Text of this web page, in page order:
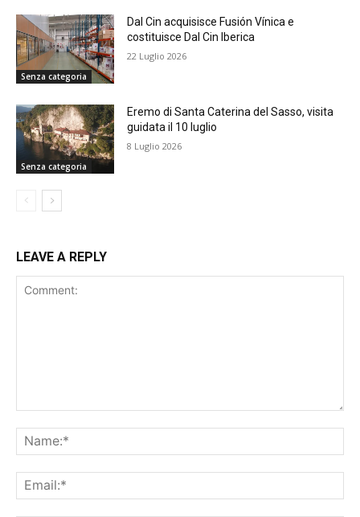
Senza categoria
Dal Cin acquisisce Fusión Vínica e
costituisce Dal Cin Iberica
22 Luglio 2026
Senza categoria
Eremo di Santa Caterina del Sasso, visita
guidata il 10 luglio
8 Luglio 2026
LEAVE A REPLY